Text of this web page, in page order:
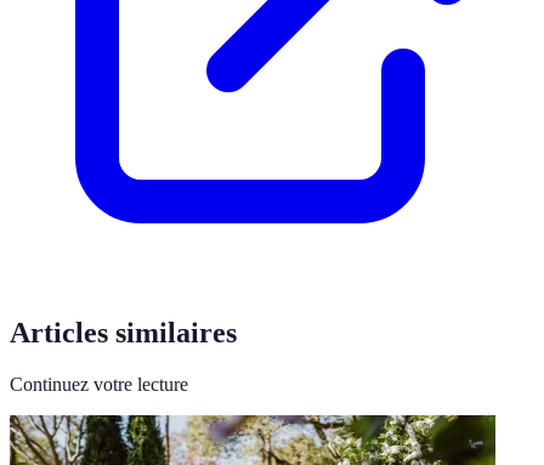
Articles similaires
Continuez votre lecture